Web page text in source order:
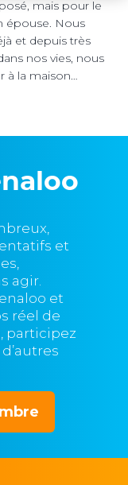
mais pour le
épouse. Nous
et depuis très
nos vies, nous
à la maison…
et
agir.
et
réel de
participez